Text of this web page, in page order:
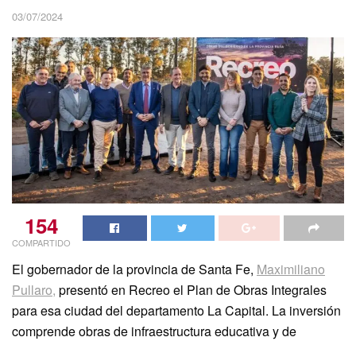
03/07/2024
154
COMPARTIDO
El gobernador de la provincia de Santa Fe, Maximiliano
Pullaro, presentó en Recreo el Plan de Obras Integrales
para esa ciudad del departamento La Capital. La inversión
comprende obras de infraestructura educativa y de